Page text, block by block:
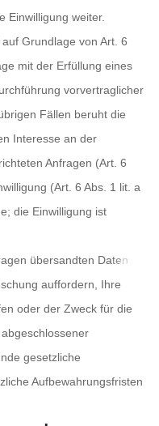
Einwilligung weiter.
Grundlage von Art. 6
mit der Erfüllung eines
vorvertraglicher
Fällen beruht die
Interesse an der
Anfragen (Art. 6
(Art. 6 Abs. 1 lit. a
die Einwilligung ist
übersandten Daten
auffordern, Ihre
oder der Zweck für die
gesetzliche
Aufbewahrungsfristen